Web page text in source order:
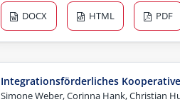
DOCX
HTML PDF
Integrationsförderliches
Simone Weber, Corinna Hank, Christian